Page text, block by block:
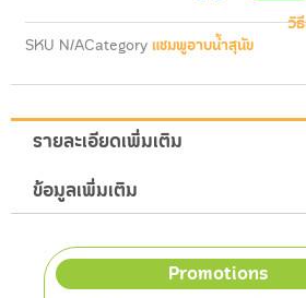
แบคทีเรีย)
ชิ้น
SKU N/ACategory แชมพูอาบน้ำสุนัข
วิ
รายละเอียดเพิ่มเติม
ข้อมูลเพิ่มเติม
Promotions